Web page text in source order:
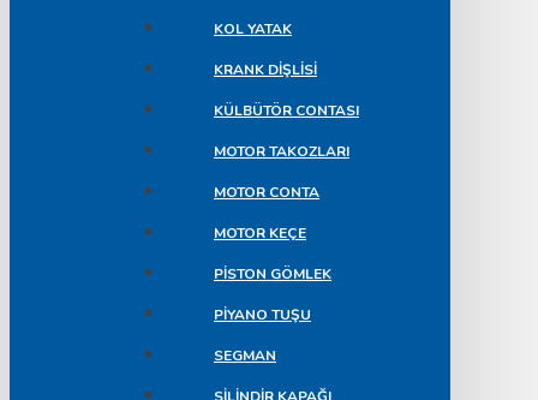
KOL YATAK
KRANK DIŞLISI
KÜLBÜTÖR CONTASI
MOTOR TAKOZLARI
MOTOR CONTA
MOTOR KEÇE
PISTON GÖMLEK
PIYANO TUŞU
SEGMAN